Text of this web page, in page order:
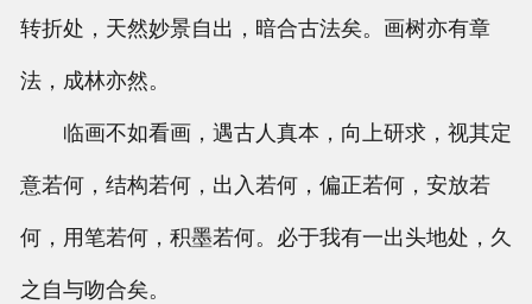
转折处，天然妙景自出，暗合古法矣。画树亦有章
法，成林亦然。
临画不如看画，遇古人真本，向上研求，视其定
意若何，结构若何，出入若何，偏正若何，安放若
何，用笔若何，积墨若何。必于我有一出头地处，久
之自与吻合矣。